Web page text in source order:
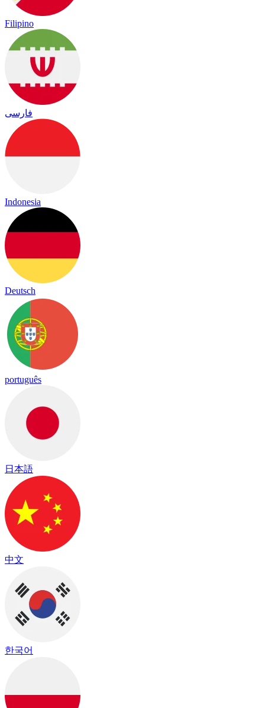
Filipino
فارسی
Indonesia
Deutsch
português
日本語
中文
한국어